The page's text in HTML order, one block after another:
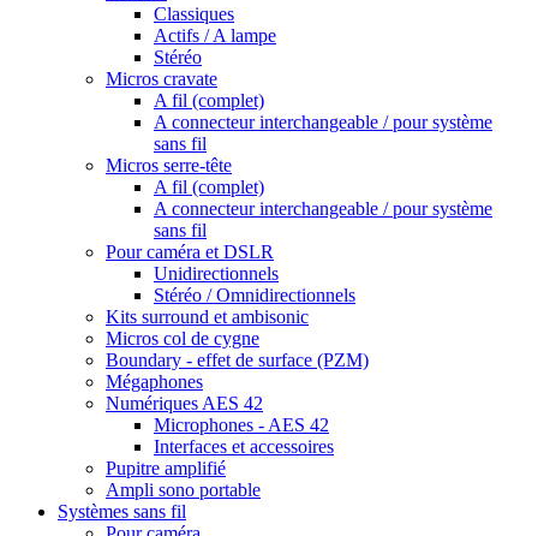
Classiques
Actifs / A lampe
Stéréo
Micros cravate
A fil (complet)
A connecteur interchangeable / pour système
sans fil
Micros serre-tête
A fil (complet)
A connecteur interchangeable / pour système
sans fil
Pour caméra et DSLR
Unidirectionnels
Stéréo / Omnidirectionnels
Kits surround et ambisonic
Micros col de cygne
Boundary - effet de surface (PZM)
Mégaphones
Numériques AES 42
Microphones - AES 42
Interfaces et accessoires
Pupitre amplifié
Ampli sono portable
Systèmes sans fil